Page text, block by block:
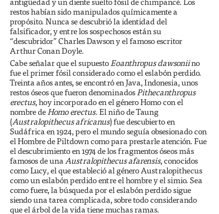
restos habían sido manipulados químicamente a
propósito. Nunca se descubrió la identidad del
falsificador, y entre los sospechosos están su
“descubridor” Charles Dawson y el famoso escritor
Arthur Conan Doyle.
Cabe señalar que el supuestoEoanthropus dawsoniino
fue el primer fósil considerado como el eslabón perdido.
Treinta años antes, se encontró en Java, Indonesia, unos
restos óseos que fueron denominadosPithecanthropus
erectus, hoy incorporado en el género Homo con el
nombre deHomo erectus. El niño de Taung
(Australopithecus africanus) fue descubierto en
Sudáfrica en 1924, pero el mundo seguía obsesionado con
el Hombre de Piltdown como para prestarle atención. Fue
el descubrimiento en 1974 de los fragmentos óseos más
famosos de unaAustralopithecus afarensis, conocidos
como Lucy, el que estableció al género Australopithecus
como un eslabón perdido entre el hombre y el simio. Sea
como fuere, la búsqueda por el eslabón perdido sigue
siendo una tarea complicada, sobre todo considerando
que el árbol de la vida tiene muchas ramas.